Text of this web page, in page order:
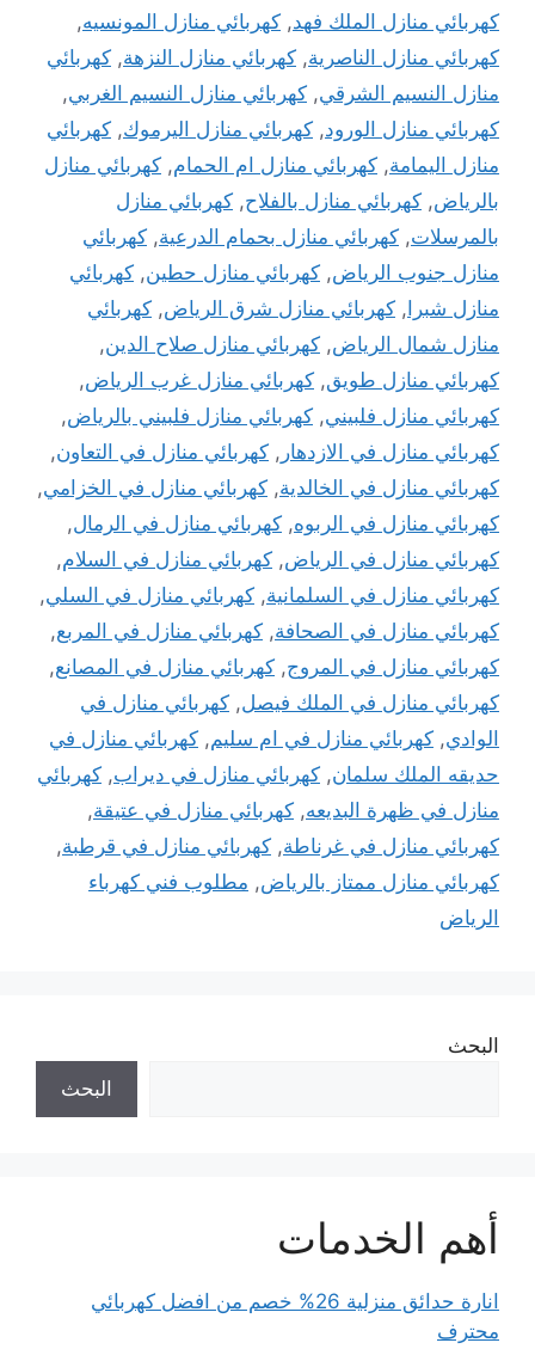
كهربائي منازل الملك فهد, كهربائي منازل المونسيه,
كهربائي منازل الناصرية, كهربائي منازل النزهة, كهربائي
منازل النسيم الشرقي, كهربائي منازل النسيم الغربي,
كهربائي منازل الورود, كهربائي منازل اليرموك, كهربائي
منازل اليمامة, كهربائي منازل ام الحمام, كهربائي منازل
بالرياض, كهربائي منازل بالفلاح, كهربائي منازل
بالمرسلات, كهربائي منازل بحمام الدرعية, كهربائي
منازل جنوب الرياض, كهربائي منازل حطين, كهربائي
منازل شبرا, كهربائي منازل شرق الرياض, كهربائي
منازل شمال الرياض, كهربائي منازل صلاح الدين,
كهربائي منازل طويق, كهربائي منازل غرب الرياض,
كهربائي منازل فلبيني, كهربائي منازل فلبيني بالرياض,
كهربائي منازل في الازدهار , كهربائي منازل في التعاون,
كهربائي منازل في الخالدية, كهربائي منازل في الخزامي,
كهربائي منازل في الربوه, كهربائي منازل في الرمال,
كهربائي منازل في الرياض, كهربائي منازل في السلام,
كهربائي منازل في السلمانية, كهربائي منازل في السلي,
كهربائي منازل في الصحافة, كهربائي منازل في المربع,
كهربائي منازل في المروج, كهربائي منازل في المصانع,
كهربائي منازل في الملك فيصل, كهربائي منازل في
الوادي, كهربائي منازل في ام سليم, كهربائي منازل في
حديقه الملك سلمان, كهربائي منازل في ديراب, كهربائي
منازل في ظهرة البديعه, كهربائي منازل في عتيقة,
كهربائي منازل في غرناطة, كهربائي منازل في قرطبة,
كهربائي منازل ممتاز بالرياض, مطلوب فني كهرباء
الرياض
البحث
البحث
أهم الخدمات
انارة حدائق منزلية 26% خصم من افضل كهربائي
محترف